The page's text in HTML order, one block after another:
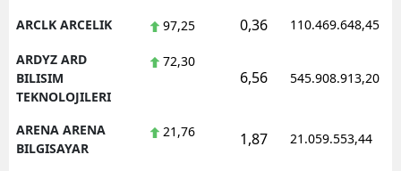
ARCLK ARCELIK 97,25 0,36 110.469.648,45
ARDYZ ARD
BILISIM
TEKNOLOJILERI
72,30
6,56 545.908.913,20
ARENA ARENA
BILGISAYAR
21,76 1,87 21.059.553,44